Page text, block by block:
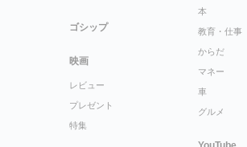
ゴシップ
映画
レビュー
プレゼント
特集
本
教育・仕事
からだ
マネー
車
グルメ